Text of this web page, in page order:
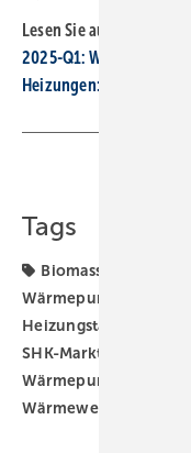
Lesen Sie auch:
2025-Q1:
Heizungen: Absatz
Tags
Biomasse-Heizung
Wärmepumpe
Heizungstausch
SHK-Marktdaten
Wärmepumpen-
Wärmewende